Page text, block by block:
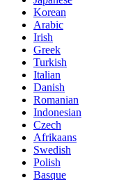
Korean
Arabic
Irish
Greek
Turkish
Italian
Danish
Romanian
Indonesian
Czech
Afrikaans
Swedish
Polish
Basque